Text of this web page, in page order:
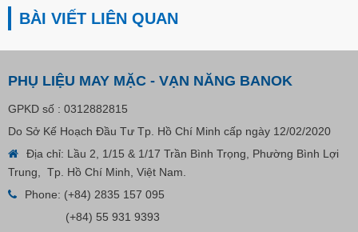
BÀI VIẾT LIÊN QUAN
PHỤ LIỆU MAY MẶC - VẠN NĂNG BANOK
GPKD số : 0312882815
Do Sở Kế Hoạch Đầu Tư Tp. Hồ Chí Minh cấp ngày 12/02/2020
Địa chỉ: Lầu 2, 1/15 & 1/17 Trần Bình Trọng, Phường Bình Lợi
Trung, Tp. Hồ Chí Minh, Việt Nam.
Phone: (+84) 2835 157 095
(+84) 55 931 9393